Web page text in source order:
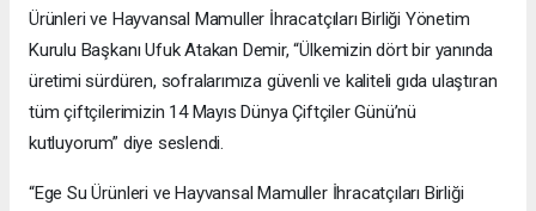
Ürünleri ve Hayvansal Mamuller İhracatçıları Birliği Yönetim
Kurulu Başkanı Ufuk Atakan Demir, “Ülkemizin dört bir yanında
üretimi sürdüren, sofralarımıza güvenli ve kaliteli gıda ulaştıran
tüm çiftçilerimizin 14 Mayıs Dünya Çiftçiler Günü’nü
kutluyorum” diye seslendi.
“Ege Su Ürünleri ve Hayvansal Mamuller İhracatçıları Birliği